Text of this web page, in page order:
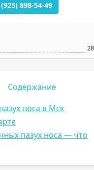
898-54-49
Содержание
носа в Мск
пазух носа — что